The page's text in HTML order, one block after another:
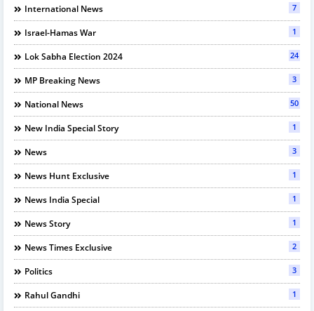
International News 7
Israel-Hamas War 1
Lok Sabha Election 2024 24
MP Breaking News 3
National News 50
New India Special Story 1
News 3
News Hunt Exclusive 1
News India Special 1
News Story 1
News Times Exclusive 2
Politics 3
Rahul Gandhi 1